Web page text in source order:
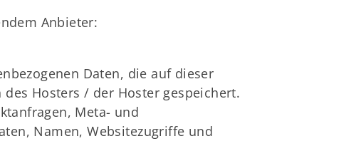
Anbieter:
Daten, die auf dieser
Hosters / der Hoster gespeichert.
Meta- und
Namen, Websitezugriffe und